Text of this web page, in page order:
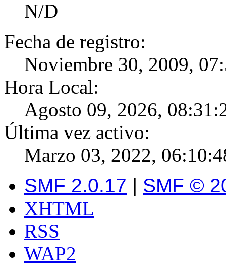
N/D
Fecha de registro:
Noviembre 30, 2009,
Hora Local:
Agosto 09, 2026,
Última vez activo:
Marzo 03, 2022,
SMF 2.0.17 | SMF ©
XHTML
RSS
WAP2